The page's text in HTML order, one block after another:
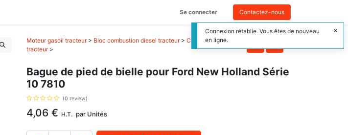
Se connecter Contactez-nous
Moteur gasoil tracteur> Bloc combustion diesel tracteur> Culasse et pièces de
tracteur>
Bague de pied de bielle pour Ford New Holland Série
10 7810
(0 review)
4,06 € H.T. par Unités
Connexion rétablie. Vous êtes de nouveau
en ligne.